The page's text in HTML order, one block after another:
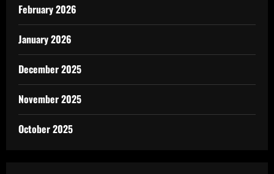
February 2026
January 2026
December 2025
November 2025
October 2025